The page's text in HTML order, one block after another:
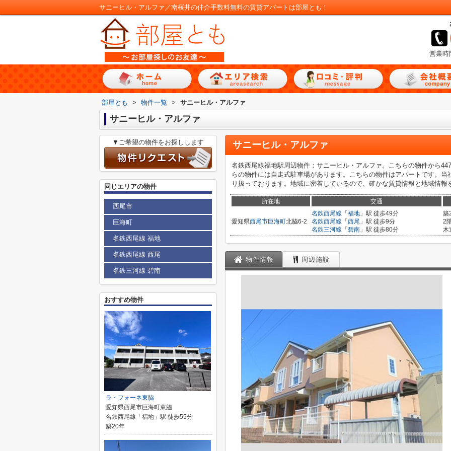
サニーヒル・アルファ／南桜井の仲介手数料無料の賃貸アパートは部屋とも！
営業時
部屋とも > 物件一覧 > サニーヒル・アルファ
サニーヒル・アルファ
サニーヒル・アルファ
名鉄西尾線福地駅周辺物件：サニーヒル・アルファ。こちらの物件から
らの物件には自走式駐車場があります。こちらの物件はアパートです。
り扱っております。地域に密着しているので、確かな賃貸情報と地域情報
所在地 交通
愛知県西尾市巨海町北脇6-2
名鉄西尾線 「 福地 」駅 徒歩49分
名鉄西尾線 「 西尾 」駅 徒歩9分
名鉄三河線 「 碧南 」駅 徒歩80分
築
2
木
物件情報 周辺施設
▼ご希望の物件をお探しします
同じエリアの物件
西尾市
巨海町
名鉄西尾線 福地
名鉄西尾線 西尾
名鉄三河線 碧南
おすすめ物件
ラ・フォーネ東脇
愛知県西尾市巨海町東脇
名鉄西尾線「福地」駅 徒歩55分
築20年